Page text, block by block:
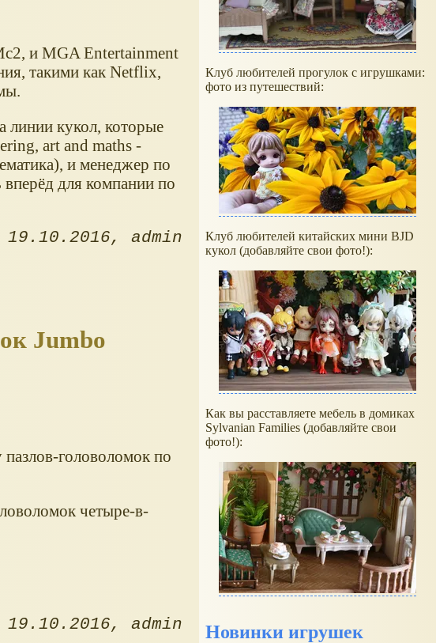
и MGA Entertainment
такими как Netflix,
кукол, которые
art and maths -
и менеджер по
для компании по
19.10.2016
admin
Jumbo
пазлов-головоломок по
четыре-в-
19.10.2016 admin
Клуб любителей прогулок с игрушками:
фото из путешествий:
Клуб любителей китайских мини BJD
кукол (добавляйте свои фото!):
Как вы расставляете мебель в домиках
Sylvanian Families (добавляйте свои
фото!):
Новинки игрушек